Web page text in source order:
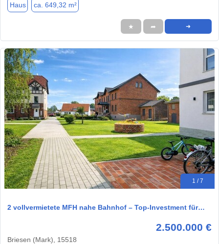
Haus ca. 649,32 m²
★ ➦ ➜
1 / 7
2 vollvermietete MFH nahe Bahnhof – Top-Investment für…
2.500.000 €
Briesen (Mark), 15518